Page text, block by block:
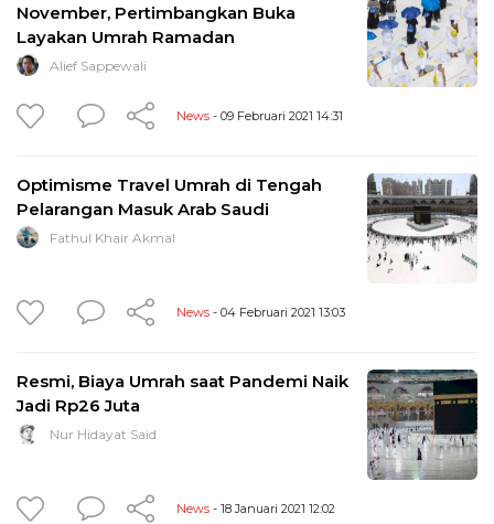
November, Pertimbangkan Buka
Layakan Umrah Ramadan
Alief Sappewali
News - 09 Februari 2021 14:31
Optimisme Travel Umrah di Tengah
Pelarangan Masuk Arab Saudi
Fathul Khair Akmal
News - 04 Februari 2021 13:03
Resmi, Biaya Umrah saat Pandemi Naik
Jadi Rp26 Juta
Nur Hidayat Said
News - 18 Januari 2021 12:02